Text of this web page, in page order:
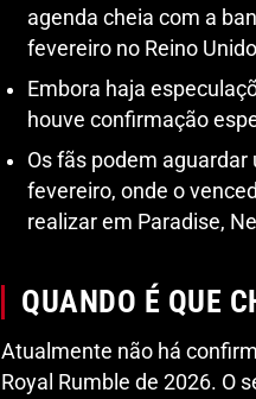
agenda cheia com a
fevereiro no Reino
Embora haja
houve confirmação
Os fãs podem
fevereiro, onde o
realizar em Paradise,
QUANDO É QUE
Atualmente não há
Royal Rumble de 2026. O